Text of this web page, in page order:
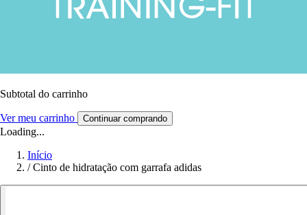
Subtotal do carrinho
Ver meu carrinho Continuar comprando
Loading...
Início
/ Cinto de hidratação com garrafa adidas